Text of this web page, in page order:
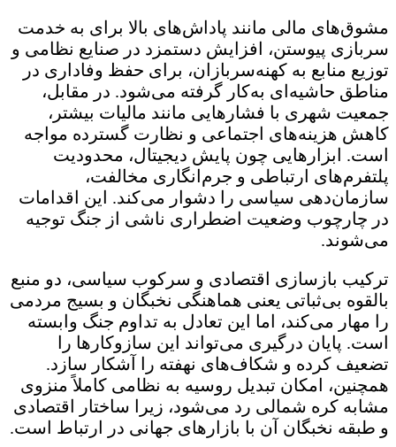
مشوق‌های مالی مانند پاداش‌های بالا برای به خدمت
سربازی پیوستن، افزایش دستمزد در صنایع نظامی و
توزیع منابع به کهنه‌سربازان، برای حفظ وفاداری در
مناطق حاشیه‌ای به‌کار گرفته می‌شود. در مقابل،
جمعیت شهری با فشارهایی مانند مالیات بیشتر،
کاهش هزینه‌های اجتماعی و نظارت گسترده مواجه
است. ابزارهایی چون پایش دیجیتال، محدودیت
پلتفرم‌های ارتباطی و جرم‌انگاری مخالفت،
سازمان‌دهی سیاسی را دشوار می‌کند. این اقدامات
در چارچوب وضعیت اضطراری ناشی از جنگ توجیه
می‌شوند.
ترکیب بازسازی اقتصادی و سرکوب سیاسی، دو منبع
بالقوه بی‌ثباتی یعنی هماهنگی نخبگان و بسیج مردمی
را مهار می‌کند، اما این تعادل به تداوم جنگ وابسته
است. پایان درگیری می‌تواند این سازوکارها را
تضعیف کرده و شکاف‌های نهفته را آشکار سازد.
همچنین، امکان تبدیل روسیه به نظامی کاملاً منزوی
مشابه کره شمالی رد می‌شود، زیرا ساختار اقتصادی
و طبقه نخبگان آن با بازارهای جهانی در ارتباط است.